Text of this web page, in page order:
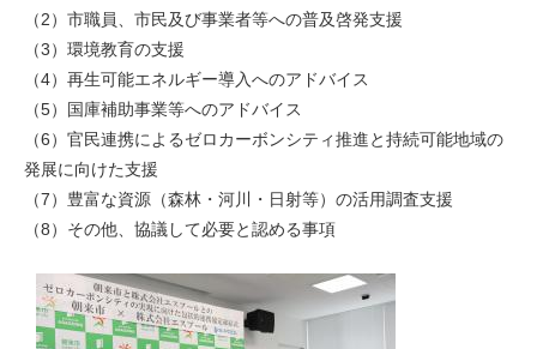
（2）市職員、市民及び事業者等への普及啓発支援
（3）環境教育の支援
（4）再生可能エネルギー導入へのアドバイス
（5）国庫補助事業等へのアドバイス
（6）官民連携によるゼロカーボンシティ推進と持続可能地域の
発展に向けた支援
（7）豊富な資源（森林・河川・日射等）の活用調査支援
（8）その他、協議して必要と認める事項